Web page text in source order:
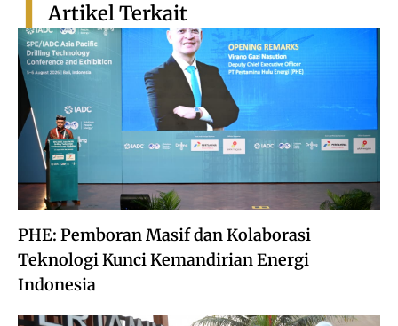
PHE: Pemboran Masif dan Kolaborasi
Teknologi Kunci Kemandirian Energi
Indonesia
Artikel Terkait